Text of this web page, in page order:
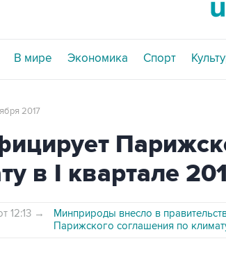
В мире Экономика Спорт
2017
в I квартале
12:13 →
Минприроды внесло в
Парижского соглашения по